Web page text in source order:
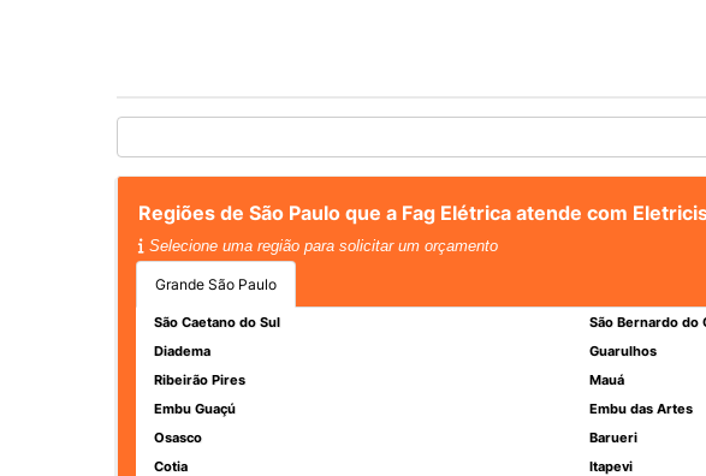
Regiões de São Paulo que a Fag Elétrica atende com
Selecione uma região para solicitar um orçamento
Grande São Paulo
São Caetano do Sul São Bernardo do
Diadema
Guarulhos
Ribeirão Pires
Mauá
Embu Guaçú
Embu das Artes
Osasco
Barueri
Cotia
Itapevi